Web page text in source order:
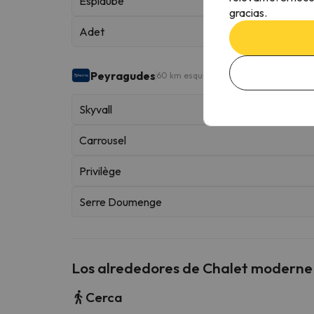
Adet
Peyragudes 60 km esquiables
Skyvall
Carrousel
Privilège
Serre Doumenge
Los alrededores de Chalet
Cerca
gracias.